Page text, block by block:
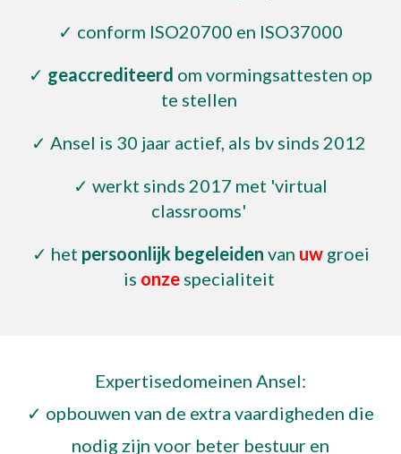
✓ conform ISO20700 en ISO37000
✓ geaccrediteerd om vormingsattesten op
te stellen
✓ Ansel is 30 jaar actief, als bv sinds 2012
✓ werkt sinds 2017 met 'virtual
classrooms'
✓ het persoonlijk begeleiden van uwgroei
is onzespecialiteit
Expertisedomeinen Ansel:
✓ opbouwen van de extra vaardigheden die
nodig zijn voor beter bestuur en